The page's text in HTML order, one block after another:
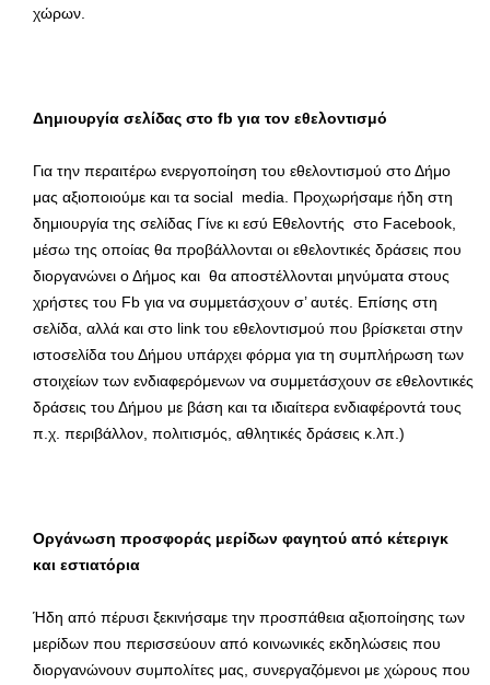
χώρων.
Δημιουργία σελίδας στο fb για τον εθελοντισμό
Για την περαιτέρω ενεργοποίηση του εθελοντισμού στο Δήμο
μας αξιοποιούμε και τα social media. Προχωρήσαμε ήδη στη
δημιουργία της σελίδας Γίνε κι εσύ Εθελοντής στο Facebook,
μέσω της οποίας θα προβάλλονται οι εθελοντικές δράσεις που
διοργανώνει ο Δήμος και θα αποστέλλονται μηνύματα στους
χρήστες του Fb για να συμμετάσχουν σ’ αυτές. Επίσης στη
σελίδα, αλλά και στο link του εθελοντισμού που βρίσκεται στην
ιστοσελίδα του Δήμου υπάρχει φόρμα για τη συμπλήρωση των
στοιχείων των ενδιαφερόμενων να συμμετάσχουν σε εθελοντικές
δράσεις του Δήμου με βάση και τα ιδιαίτερα ενδιαφέροντά τους
π.χ. περιβάλλον, πολιτισμός, αθλητικές δράσεις κ.λπ.)
Οργάνωση προσφοράς μερίδων φαγητού από κέτεριγκ
και εστιατόρια
Ήδη από πέρυσι ξεκινήσαμε την προσπάθεια αξιοποίησης των
μερίδων που περισσεύουν από κοινωνικές εκδηλώσεις που
διοργανώνουν συμπολίτες μας, συνεργαζόμενοι με χώρους που